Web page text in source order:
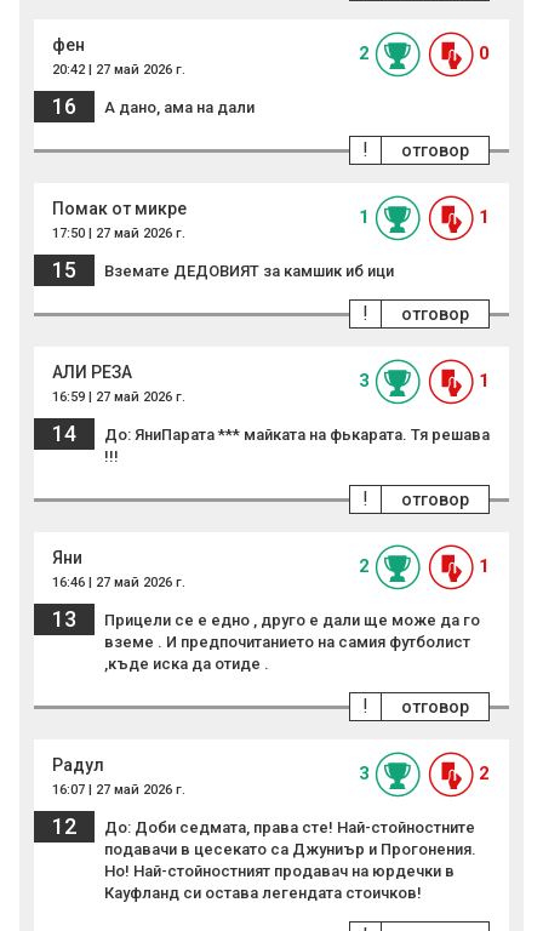
фен
20:42 | 27 май 2026 г.
2 0
16 А дано, ама на дали
отговор
!
Помак от микре
17:50 | 27 май 2026 г.
1 1
15 Вземате ДЕДОВИЯТ за камшик иб ици
отговор
!
АЛИ РЕЗА
16:59 | 27 май 2026 г.
3 1
14
До: ЯниПарата *** майката на фькарата. Тя решава
!!!
отговор
!
Яни
16:46 | 27 май 2026 г.
2 1
13
Прицели се е едно , друго е дали ще може да го
вземе . И предпочитанието на самия футболист
,къде иска да отиде .
отговор
!
Радул
16:07 | 27 май 2026 г.
3 2
12
До: Доби седмата, права сте! Най-стойностните
подавачи в цесекато са Джуниър и Прогонения.
Но! Най-стойностният продавач на юрдечки в
Кауфланд си остава легендата стоичков!